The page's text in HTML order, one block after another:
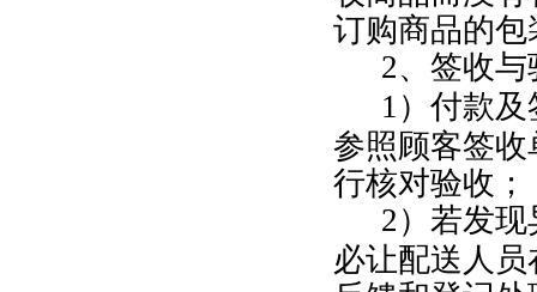
订购商品的
2、签收
1 ）付款
参照顾客签
行核对验收；
2 ）若发
必让配送人